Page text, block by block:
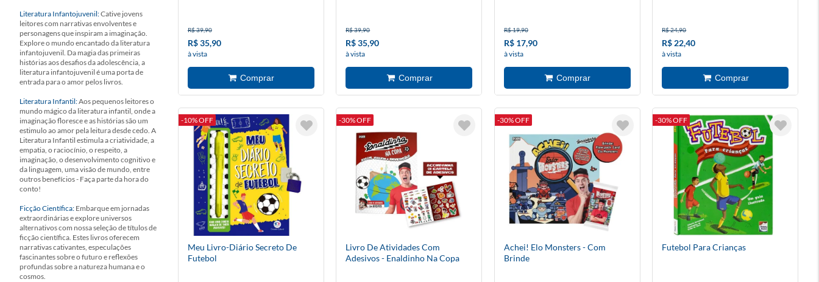
Literatura Infantojuvenil:Cative jovens
leitores com narrativas envolventes e
personagens que inspiram a imaginação.
Explore o mundo encantado da literatura
infantojuvenil. Da magia das primeiras
histórias aos desafios da adolescência, a
literatura infantojuvenil é uma porta de
entrada para o amor pelos livros.
Literatura Infantil:Aos pequenos leitores o
mundo mágico da literatura infantil, onde a
imaginação floresce e as histórias são um
estimulo ao amor pela leitura desde cedo. A
Literatura Infantil estimula a criatividade, a
empatia, o raciocínio, o respeito, a
imaginação, o desenvolvimento cognitivo e
da linguagem, uma visão de mundo, entre
outros benefícios - Faça parte da hora do
conto!
Ficção Científica: Embarque em jornadas
extraordinárias e explore universos
alternativos com nossa seleção de títulos de
ficção científica. Estes livros oferecem
narrativas cativantes, especulações
fascinantes sobre o futuro e reflexões
profundas sobre a natureza humana e o
cosmos.
R$ 39,90
R$ 35,90
à vista
R$ 39,90
R$ 35,90
à vista
R$ 19,90
R$ 17,90
à vista
R$ 24,90
R$ 22,40
à vista
-10% OFF
Meu Livro-Diário Secreto De
Futebol
-30% OFF
Livro De Atividades Com
Adesivos - Enaldinho Na Copa
-30% OFF
Achei! Elo Monsters - Com
Brinde
-30% OFF
Futebol Para Crianças